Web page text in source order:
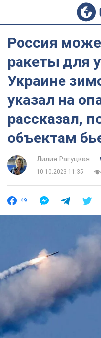
Россия
ракеты для
Украине
указал на
рассказал,
объектам
Лилия Рагуцкая
10.10.2023 11:35
49